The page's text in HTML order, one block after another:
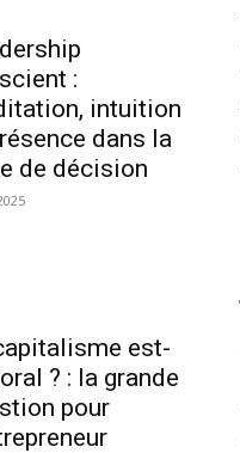
:
intuition
dans la
de décision
est-
? : la grande
pour